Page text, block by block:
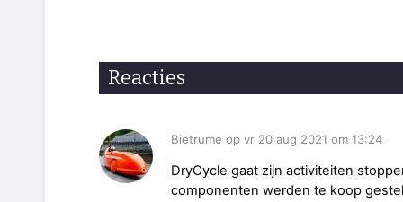
Reacties
Bietrume op vr 20 aug 2021 om 13:24
DryCycle gaat zijn activiteiten
componenten werden te koop